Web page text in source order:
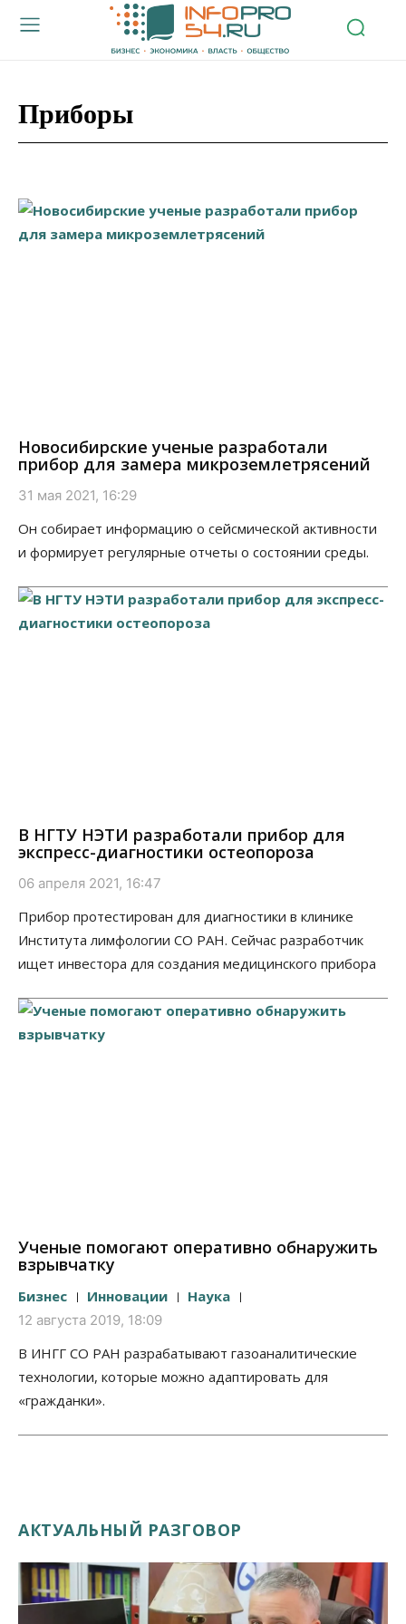
Приборы
Новосибирские ученые разработали
прибор для замера микроземлетрясений
31 мая 2021, 16:29
Он собирает информацию о сейсмической активности
и формирует регулярные отчеты о состоянии среды.
В НГТУ НЭТИ разработали прибор для
экспресс-диагностики остеопороза
06 апреля 2021, 16:47
Прибор протестирован для диагностики в клинике
Института лимфологии СО РАН. Сейчас разработчик
ищет инвестора для создания медицинского прибора
Ученые помогают оперативно обнаружить
взрывчатку
Бизнес Инновации Наука
12 августа 2019, 18:09
В ИНГГ СО РАН разрабатывают газоаналитические
технологии, которые можно адаптировать для
«гражданки».
АКТУАЛЬНЫЙ РАЗГОВОР